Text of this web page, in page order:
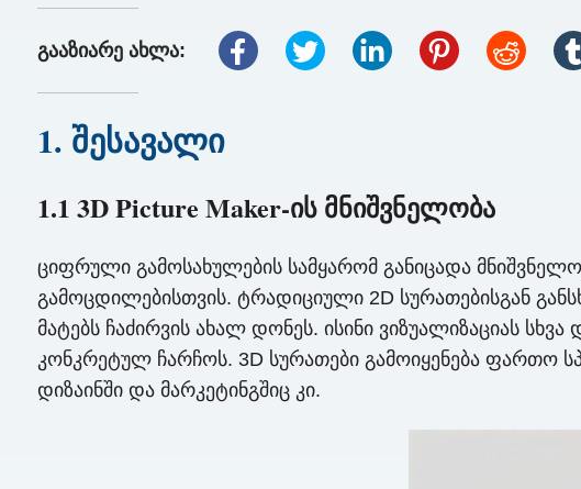
გააზიარე ახლა:
1. შესავალი
1.1 3D Picture Maker-ის მნიშვნელობა
ციფრული გამოსახულების სამყარომ განიცადა
გამოცდილებისთვის. ტრადიციული 2D სურათებისგან
მატებს ჩაძირვის ახალ დონეს. ისინი ვიზუალიზაციას
კონკრეტულ ჩარჩოს. 3D სურათები გამოიყენება ფართო
დიზაინში და მარკეტინგშიც კი.